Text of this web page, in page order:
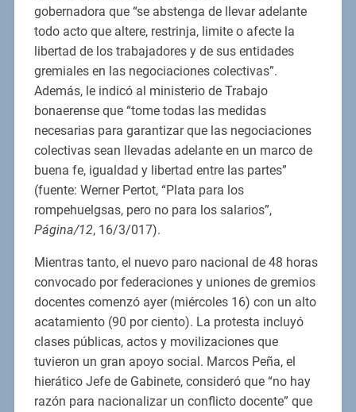
gobernadora que “se abstenga de llevar adelante
todo acto que altere, restrinja, limite o afecte la
libertad de los trabajadores y de sus entidades
gremiales en las negociaciones colectivas”.
Además, le indicó al ministerio de Trabajo
bonaerense que “tome todas las medidas
necesarias para garantizar que las negociaciones
colectivas sean llevadas adelante en un marco de
buena fe, igualdad y libertad entre las partes”
(fuente: Werner Pertot, “Plata para los
rompehuelgsas, pero no para los salarios”,
Página/12, 16/3/017).
Mientras tanto, el nuevo paro nacional de 48 horas
convocado por federaciones y uniones de gremios
docentes comenzó ayer (miércoles 16) con un alto
acatamiento (90 por ciento). La protesta incluyó
clases públicas, actos y movilizaciones que
tuvieron un gran apoyo social. Marcos Peña, el
hierático Jefe de Gabinete, consideró que “no hay
razón para nacionalizar un conflicto docente” que